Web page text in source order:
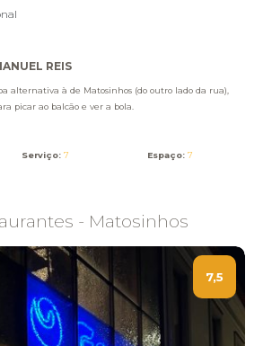
REIS
alternativa à de Matosinhos (do outro lado da rua),
picar ao balcão e ver a bola.
Serviço: 7 Espaço: 7
- Matosinhos
7,5